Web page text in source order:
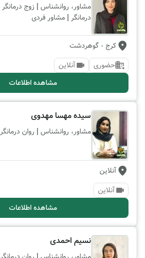
مشاور، روانشناس | زوج درمانگر
درمانگر | مشاور فردی
کرج - گوهردشت
حضوری
آنلاین
مشاهده اطلاعات
سیده مهسا مهدوی
مشاور، روانشناس | روان درمانگر
آنلاین
آنلاین
مشاهده اطلاعات
نسیم احمدی